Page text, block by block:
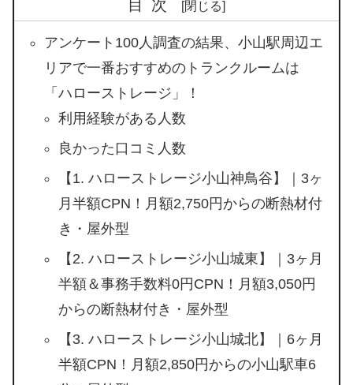
目次
アンケート100人調査の結果、小山駅周辺エ
リアで一番おすすめのトランクルームは
「ハローストレージ」！
利用経験がある人数
良かった口コミ人数
【1. ハローストレージ小山神鳥谷】｜3ヶ
月半額CPN！月額2,750円からの断熱材付
き・屋外型
【2. ハローストレージ小山城東】｜3ヶ月
半額＆事務手数料0円CPN！月額3,050円
からの断熱材付き・屋外型
【3. ハローストレージ小山城北】｜6ヶ月
半額CPN！月額2,850円からの小山駅車6